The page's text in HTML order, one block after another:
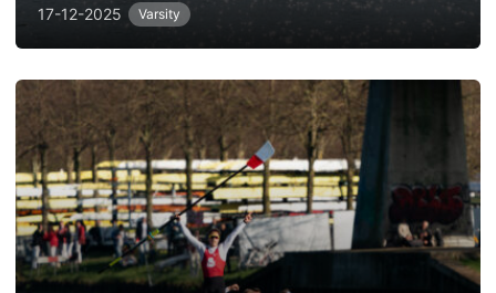
17-12-2025 Varsity